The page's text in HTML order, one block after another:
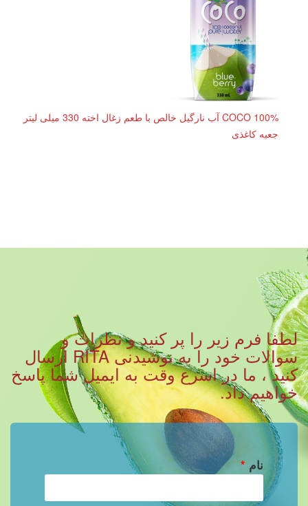
COCO 100% آب نارگیل خالص با طعم زغال اخته 330 میلی لیتر
جعبه کاغذی
لطفا فرم زیر را پر کنید و نظرات و
سوالات خود را به نوشیدنی RITA ارسال
کنید ، ما در اسرع وقت به ایمیل شما پاسخ
خواهیم داد.
نام *